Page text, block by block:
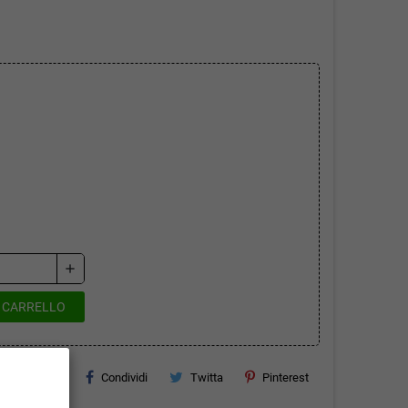
add
Condividi Twitta Pinterest